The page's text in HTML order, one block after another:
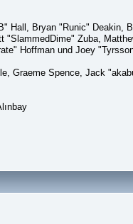
Hall, Bryan "Runic" Deakin,
Zuba,
Hoffman und Joey
Graeme Spence, Jack